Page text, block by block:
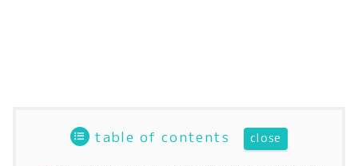
table of contents